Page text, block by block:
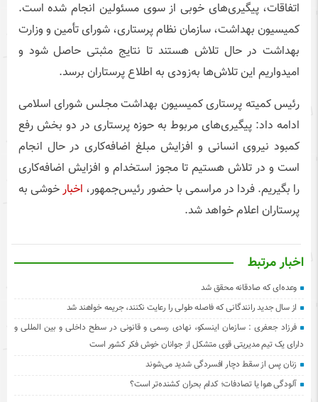
اتفاقات، پیگیری‌های خوبی از سوی مسئولین انجام شده است.
کمیسیون بهداشت، سازمان نظام پرستاری، شورای تأمین و وزارت
بهداشت در حال تلاش هستند تا نتایج مثبتی حاصل شود و
امیدواریم این تلاش‌ها به‌زودی به اطلاع پرستاران برسد.
رئیس کمیته پرستاری کمیسیون بهداشت مجلس شورای اسلامی
ادامه داد: پیگیری‌های مربوط به حوزه پرستاری در دو بخش رفع
کمبود نیروی انسانی و افزایش مبلغ اضافه‌کاری در حال انجام
است و در تلاش هستیم تا مجوز استخدام و افزایش اضافه‌کاری
را بگیریم. فردا در مراسمی با حضور رئیس‌جمهور، اخبارخوشی به
پرستاران اعلام خواهد شد.
اخبار مرتبط
وعده‌ای که صادقانه محقق شد
از سال جدید رانندگانی که فاصله طولی را رعایت نکنند، جریمه خواهند شد
فرزاد جعفری : سازمان اینسکو، نهادی رسمی و قانونی در سطح داخلی و بین المللی و
دارای یک تیم مدیریتی قوی متشکل از جوانان خوش فکر کشور است
زنان پس از سقط دچار افسردگی شدید می‌شوند
آلودگی هوا یا تصادفات؛ کدام بحران کشنده‌تر است؟